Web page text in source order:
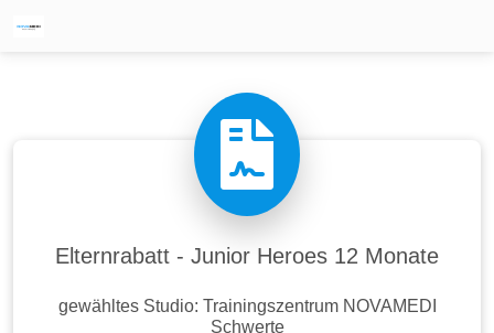
Elternrabatt - Junior Heroes 12 Monate
gewähltes Studio: Trainingszentrum NOVAMEDI
Schwerte